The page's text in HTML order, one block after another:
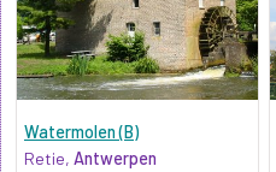
Watermolen (B)
Retie, Antwerpen